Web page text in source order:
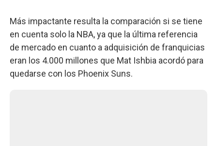
Más impactante resulta la comparación si se tiene
en cuenta solo la NBA, ya que la última referencia
de mercado en cuanto a adquisición de franquicias
eran los 4.000 millones que Mat Ishbia acordó para
quedarse con los Phoenix Suns.